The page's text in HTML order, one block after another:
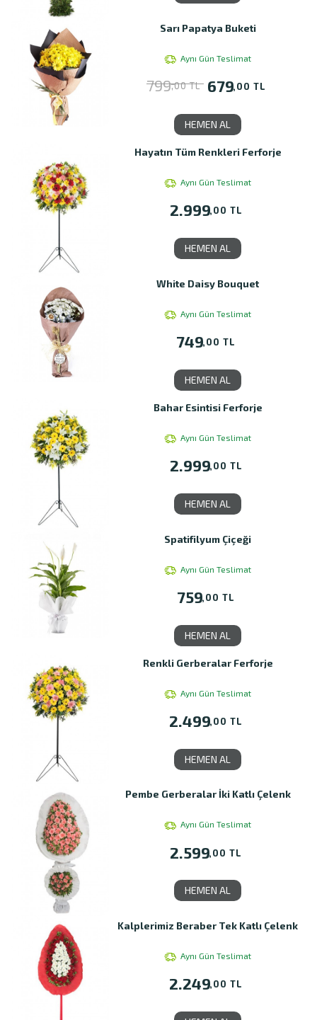
Sarı Papatya Buketi
Aynı Gün Teslimat
799,00 TL 679,00 TL
HEMEN AL
Hayatın Tüm Renkleri Ferforje
Aynı Gün Teslimat
2.999,00 TL
HEMEN AL
White Daisy Bouquet
Aynı Gün Teslimat
749,00 TL
HEMEN AL
Bahar Esintisi Ferforje
Aynı Gün Teslimat
2.999,00 TL
HEMEN AL
Spatifilyum Çiçeği
Aynı Gün Teslimat
759,00 TL
HEMEN AL
Renkli Gerberalar Ferforje
Aynı Gün Teslimat
2.499,00 TL
HEMEN AL
Pembe Gerberalar İki Katlı Çelenk
Aynı Gün Teslimat
2.599,00 TL
HEMEN AL
Kalplerimiz Beraber Tek Katlı Çelenk
Aynı Gün Teslimat
2.249,00 TL